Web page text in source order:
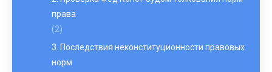
права
(2)
3. Последствия неконституционности правовых
норм